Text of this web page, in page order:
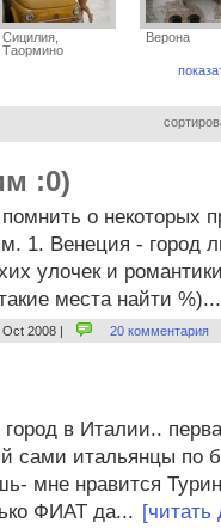
Сицилия,
Таормино
Верона
:0)
о некоторых
1. Венеция - город
улочек и
места найти
Oct 2008 | 20 комментария
в Италии..
сами итальянцы по
мне нравится
ФИАТ да...